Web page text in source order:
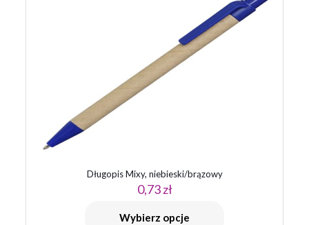
Długopis Mixy, niebieski/brązowy
0,73zł
Wybierz opcje